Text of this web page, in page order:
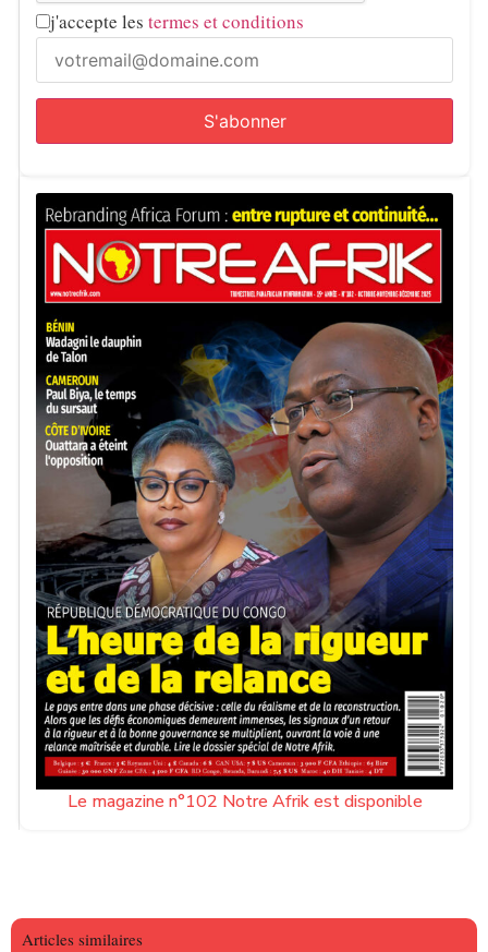
j'accepte les termes et conditions
Le magazine n°102 Notre Afrik est disponible
Articles similaires